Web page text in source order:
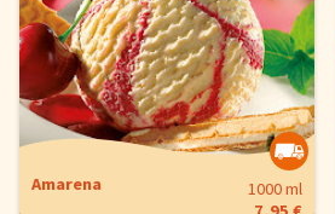
Amarena
1000 ml